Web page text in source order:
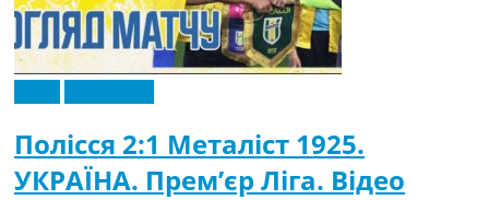
Полісся 2:1 Металіст 1925.
УКРАЇНА. Прем’єр Ліга. Відео